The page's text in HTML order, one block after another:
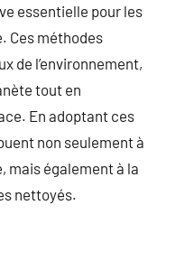
essentielle pour les
Ces méthodes
de l’environnement,
tout en
En adoptant ces
non seulement à
mais également à la
nettoyés.